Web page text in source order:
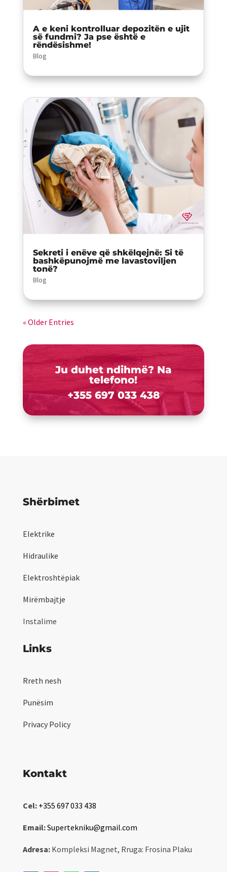
A e keni kontrolluar depozitën e ujit
së fundmi? Ja pse është e
rëndësishme!
Blog
Sekreti i enëve që shkëlqejnë: Si të
bashkëpunojmë me lavastoviljen
tonë?
Blog
« Older Entries
Ju duhet ndihmë? Na
telefono!
+355 697 033 438
Shërbimet
Elektrike
Hidraulike
Elektroshtëpiak
Mirëmbajtje
Instalime
Links
Rreth nesh
Punësim
Privacy Policy
Kontakt
Cel: +355 697 033 438
Email:Supertekniku@gmail.com
Adresa: Kompleksi Magnet, Rruga: Frosina Plaku